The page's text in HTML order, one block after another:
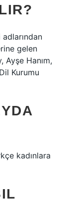
gelen
Ayşe Hanım,
Kurumu